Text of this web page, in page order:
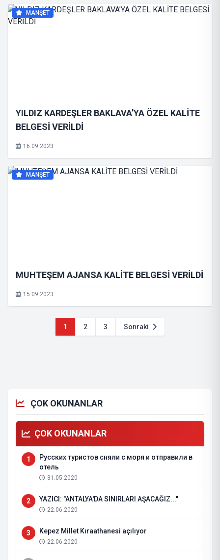
MANŞET
YILDIZ KARDEŞLER BAKLAVA’YA ÖZEL KALİTE
BELGESİ VERİLDİ
16.09.2023
MANŞET
MUHTEŞEM AJANSA KALİTE BELGESİ VERİLDİ
15.09.2023
1 2 3 Sonraki
ÇOK OKUNANLAR
ÇOK OKUNANLAR
1
Русских туристов сняли с моря и отправили в
отель
31.05.2020
2 YAZICI: "ANTALYA'DA SINIRLARI AŞACAĞIZ..."
22.06.2020
3 Kepez Millet Kıraathanesi açılıyor
22.06.2020